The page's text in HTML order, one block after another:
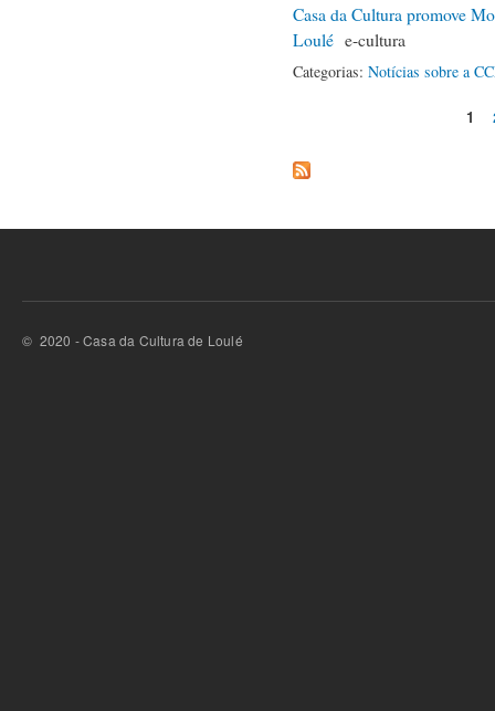
Casa da Cultura promove
Loulé e-cultura
Categorias: Notícias sobre a
Páginas
1
© 2020 - Casa da Cultura de Loulé